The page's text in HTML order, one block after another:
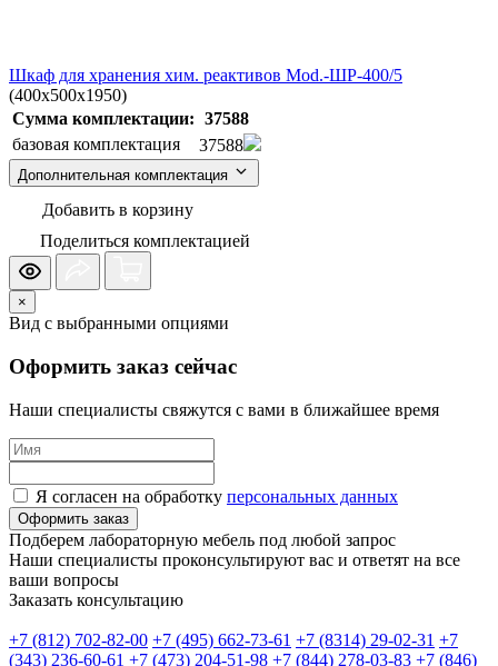
Шкаф для хранения хим. реактивов Mod.-ШР-400/5
(400x500x1950)
Сумма комплектации: 37588
базовая комплектация
37588
Дополнительная комплектация
Добавить в корзину
Поделиться комплектацией
×
Вид с выбранными опциями
Оформить заказ сейчас
Наши специалисты свяжутся с вами в ближайшее время
Я согласен на обработку персональных данных
Оформить заказ
Подберем лабораторную мебель под любой запрос
Наши специалисты проконсультируют вас и ответят на все
ваши вопросы
Заказать консультацию
+7 (812) 702-82-00 +7 (495) 662-73-61 +7 (8314) 29-02-31 +7
(343) 236-60-61 +7 (473) 204-51-98 +7 (844) 278-03-83 +7 (846)